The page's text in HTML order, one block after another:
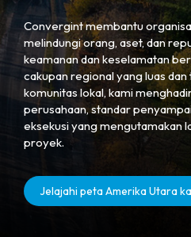
Convergint membantu
melindungi orang, aset, dan
keamanan dan keselamatan
cakupan regional yang luas
komunitas lokal, kami
perusahaan, standar
eksekusi yang mengutamakan
proyek.
Jelajahi peta Amerika Utara